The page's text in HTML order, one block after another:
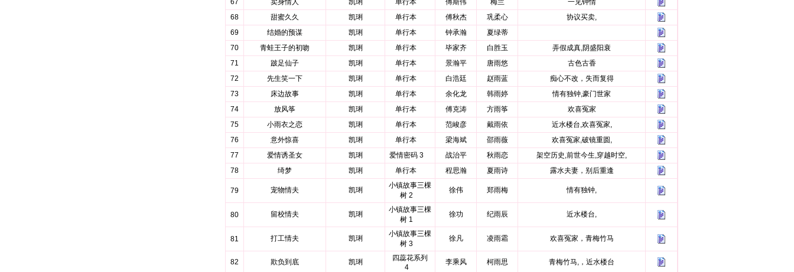
67 卖身情人 凯琍 单行本 傅斯伟 梅兰
一见钟情
68
甜蜜久久 凯琍 单行本 傅秋杰 巩柔心
协议买卖,
69
结婚的预谋 凯琍 单行本 钟承瀚
夏绿蒂
70
青蛙王子的初吻 凯琍 单行本 毕家齐 白胜玉
弄假成真,阴盛阳衰
71
跛足仙子 凯琍 单行本 景瀚平 唐雨悠
古色古香
72
先生笑一下 凯琍 单行本 白浩廷 赵雨蓝
痴心不改，失而复得
73
床边故事 凯琍 单行本 余化龙 韩雨婷
情有独钟,豪门世家
74
放风筝 凯琍 单行本 傅克涛 方雨筝
欢喜冤家
75
小雨衣之恋 凯琍 单行本 范峻彦 戴雨依
近水楼台,欢喜冤家,
76
意外惊喜 凯琍 单行本 梁海斌 邵雨薇
欢喜冤家,破镜重圆,
77
爱情诱圣女 凯琍 爱情密码 3 战治平 秋雨恋
架空历史,前世今生,穿越时空,
78
绮梦 凯琍 单行本 程思瀚 夏雨诗 露水夫妻，别后重逢
79 宠物情夫 凯琍
小镇故事三棵
树 2
徐伟 郑雨梅 情有独钟,
80 留校情夫 凯琍
小镇故事三棵
树 1
徐功 纪雨辰 近水楼台,
81 打工情夫 凯琍
小镇故事三棵
树 3
徐凡 凌雨霜 欢喜冤家，青梅竹马
82 欺负到底 凯琍
四蕊花系列
4
李乘风 柯雨思 青梅竹马,，近水楼台